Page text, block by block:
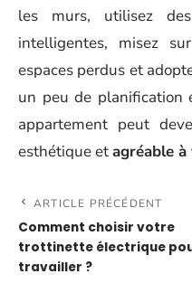
les murs, utilisez
intelligentes, misez
espaces perdus et
un peu de planification
appartement peut
esthétique etagréable à
ARTICLE PRÉCÉDENT
Comment choisir votre
trottinette électrique
travailler ?